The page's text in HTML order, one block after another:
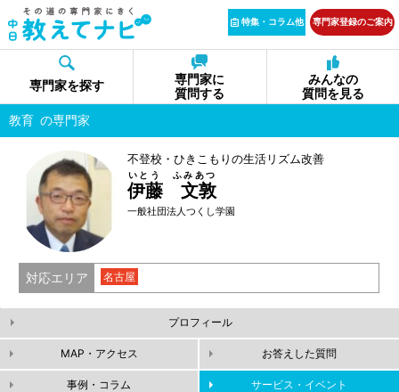
特集・コラム他 専門家登録のご案内
専門家を探す
専門家に
質問する
みんなの
質問を見る
教育 の専門家
不登校・ひきこもりの生活リズム改善
伊藤 文敦
いとう ふみあつ
一般社団法人つくし学園
対応エリア 名古屋
プロフィール
MAP・アクセス お答えした質問
事例・コラム サービス・イベント